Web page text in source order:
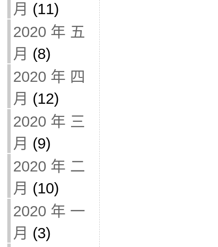
月 (11)
2020 年 五
月 (8)
2020 年 四
月 (12)
2020 年 三
月 (9)
2020 年 二
月 (10)
2020 年 一
月 (3)